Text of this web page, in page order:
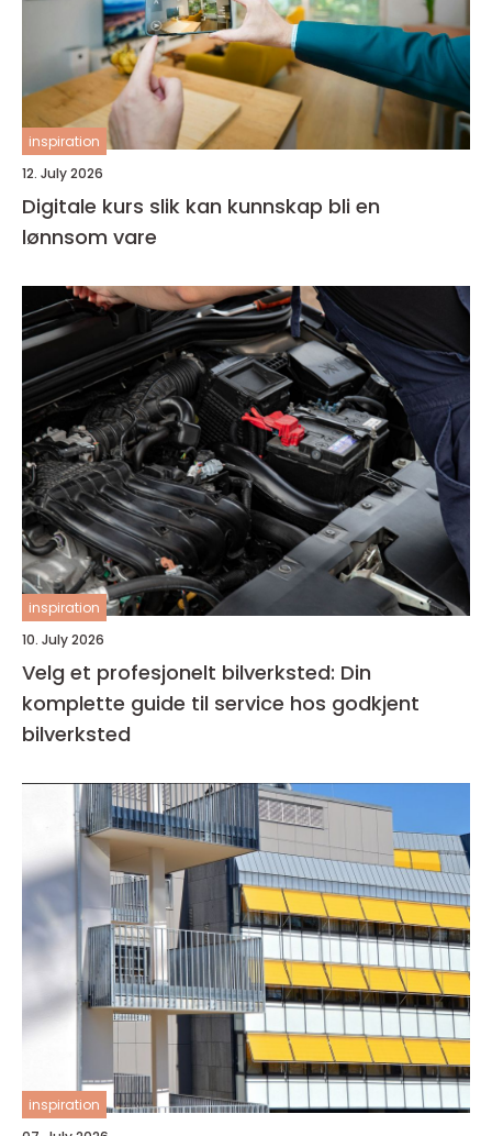
inspiration
12. July 2026
Digitale kurs slik kan kunnskap bli en
lønnsom vare
inspiration
10. July 2026
Velg et profesjonelt bilverksted: Din
komplette guide til service hos godkjent
bilverksted
inspiration